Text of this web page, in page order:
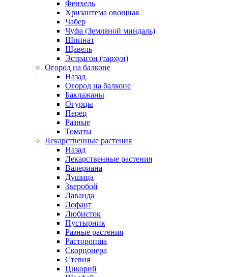
Фенхель
Хризантема овощная
Чабер
Чуфа (Земляной миндаль)
Шпинат
Щавель
Эстрагон (тархун)
Огород на балконе
Назад
Огород на балконе
Баклажаны
Огурцы
Перец
Разные
Томаты
Лекарственные растения
Назад
Лекарственные растения
Валериана
Душица
Зверобой
Лаванда
Лофант
Любисток
Пустырник
Разные растения
Расторопша
Скорцонера
Стевия
Цикорий